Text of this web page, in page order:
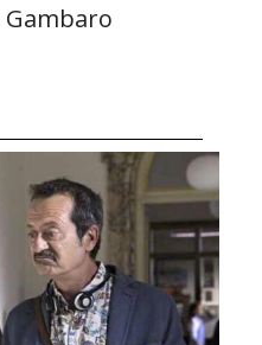
Gambaro